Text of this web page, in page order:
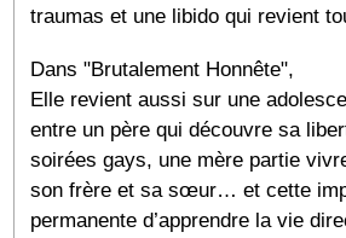
traumas et une libido qui revient
Dans "Brutalement Honnête",
Elle revient aussi sur une
entre un père qui découvre sa
soirées gays, une mère partie
son frère et sa sœur… et cette
permanente d’apprendre la vie